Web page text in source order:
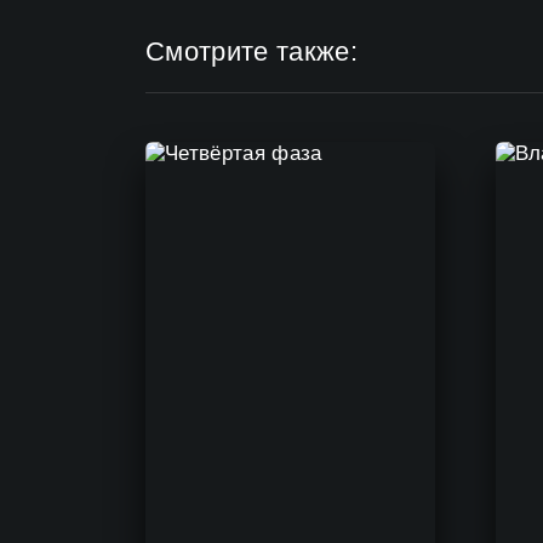
Смотрите также: